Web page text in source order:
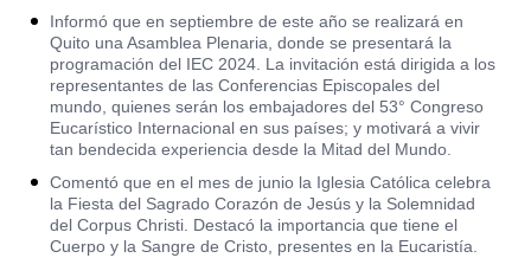
Informó que en septiembre de este año se realizará en
Quito una Asamblea Plenaria, donde se presentará la
programación del IEC 2024. La invitación está dirigida a los
representantes de las Conferencias Episcopales del
mundo, quienes serán los embajadores del 53° Congreso
Eucarístico Internacional en sus países; y motivará a vivir
tan bendecida experiencia desde la Mitad del Mundo.
Comentó que en el mes de junio la Iglesia Católica celebra
la Fiesta del Sagrado Corazón de Jesús y la Solemnidad
del Corpus Christi. Destacó la importancia que tiene el
Cuerpo y la Sangre de Cristo, presentes en la Eucaristía.